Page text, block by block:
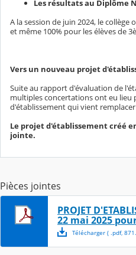
Les résultats au Diplôme
A la session de juin 2024, le
et même 100% pour les élèves de
Vers un nouveau projet
Suite au rapport d'évaluation de
multiples concertations ont eu
d'établissement qui vient
Le projet d'établissement créé
jointe.
Pièces jointes
PROJET
22 mai 2025
Télécharger( .pdf,